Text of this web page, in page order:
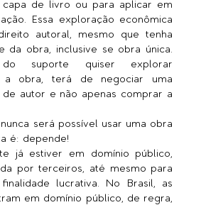
capa de livro ou para aplicar em
Essa exploração econômica
autoral, mesmo que tenha
da obra, inclusive se obra única.
suporte quiser explorar
a obra, terá de negociar uma
autor e não apenas comprar a
nunca será possível usar uma obra
é: depende!
já estiver em domínio público,
por terceiros, até mesmo para
lucrativa. No Brasil, as
em domínio público, de regra,